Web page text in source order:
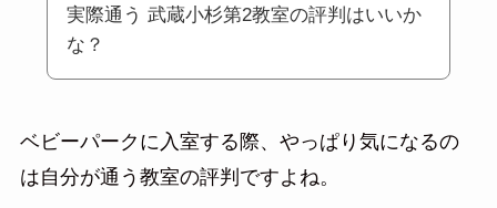
実際通う 武蔵小杉第2教室の評判はいいか
な？
ベビーパークに入室する際、やっぱり気になるの
は自分が通う教室の評判ですよね。